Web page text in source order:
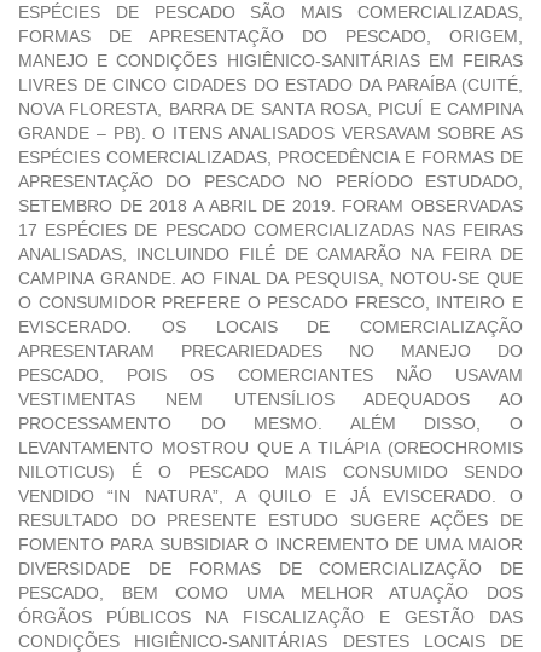
ESPÉCIES DE PESCADO SÃO MAIS COMERCIALIZADAS,
FORMAS DE APRESENTAÇÃO DO PESCADO, ORIGEM,
MANEJO E CONDIÇÕES HIGIÊNICO-SANITÁRIAS EM FEIRAS
LIVRES DE CINCO CIDADES DO ESTADO DA PARAÍBA (CUITÉ,
NOVA FLORESTA, BARRA DE SANTA ROSA, PICUÍ E CAMPINA
GRANDE – PB). O ITENS ANALISADOS VERSAVAM SOBRE AS
ESPÉCIES COMERCIALIZADAS, PROCEDÊNCIA E FORMAS DE
APRESENTAÇÃO DO PESCADO NO PERÍODO ESTUDADO,
SETEMBRO DE 2018 A ABRIL DE 2019. FORAM OBSERVADAS
17 ESPÉCIES DE PESCADO COMERCIALIZADAS NAS FEIRAS
ANALISADAS, INCLUINDO FILÉ DE CAMARÃO NA FEIRA DE
CAMPINA GRANDE. AO FINAL DA PESQUISA, NOTOU-SE QUE
O CONSUMIDOR PREFERE O PESCADO FRESCO, INTEIRO E
EVISCERADO. OS LOCAIS DE COMERCIALIZAÇÃO
APRESENTARAM PRECARIEDADES NO MANEJO DO
PESCADO, POIS OS COMERCIANTES NÃO USAVAM
VESTIMENTAS NEM UTENSÍLIOS ADEQUADOS AO
PROCESSAMENTO DO MESMO. ALÉM DISSO, O
LEVANTAMENTO MOSTROU QUE A TILÁPIA (OREOCHROMIS
NILOTICUS) É O PESCADO MAIS CONSUMIDO SENDO
VENDIDO “IN NATURA”, A QUILO E JÁ EVISCERADO. O
RESULTADO DO PRESENTE ESTUDO SUGERE AÇÕES DE
FOMENTO PARA SUBSIDIAR O INCREMENTO DE UMA MAIOR
DIVERSIDADE DE FORMAS DE COMERCIALIZAÇÃO DE
PESCADO, BEM COMO UMA MELHOR ATUAÇÃO DOS
ÓRGÃOS PÚBLICOS NA FISCALIZAÇÃO E GESTÃO DAS
CONDIÇÕES HIGIÊNICO-SANITÁRIAS DESTES LOCAIS DE